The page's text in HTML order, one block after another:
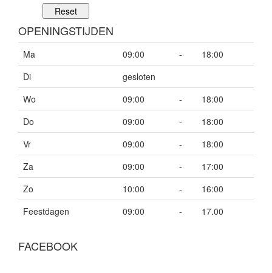
OPENINGSTIJDEN
Ma 09:00 -
18:00
Di
gesloten
Wo
09:00 -
18:00
Do
09:00 -
18:00
Vr
09:00 -
18:00
Za
09:00 -
17:00
Zo
10:00 -
16:00
Feestdagen
09:00 - 17.00
FACEBOOK